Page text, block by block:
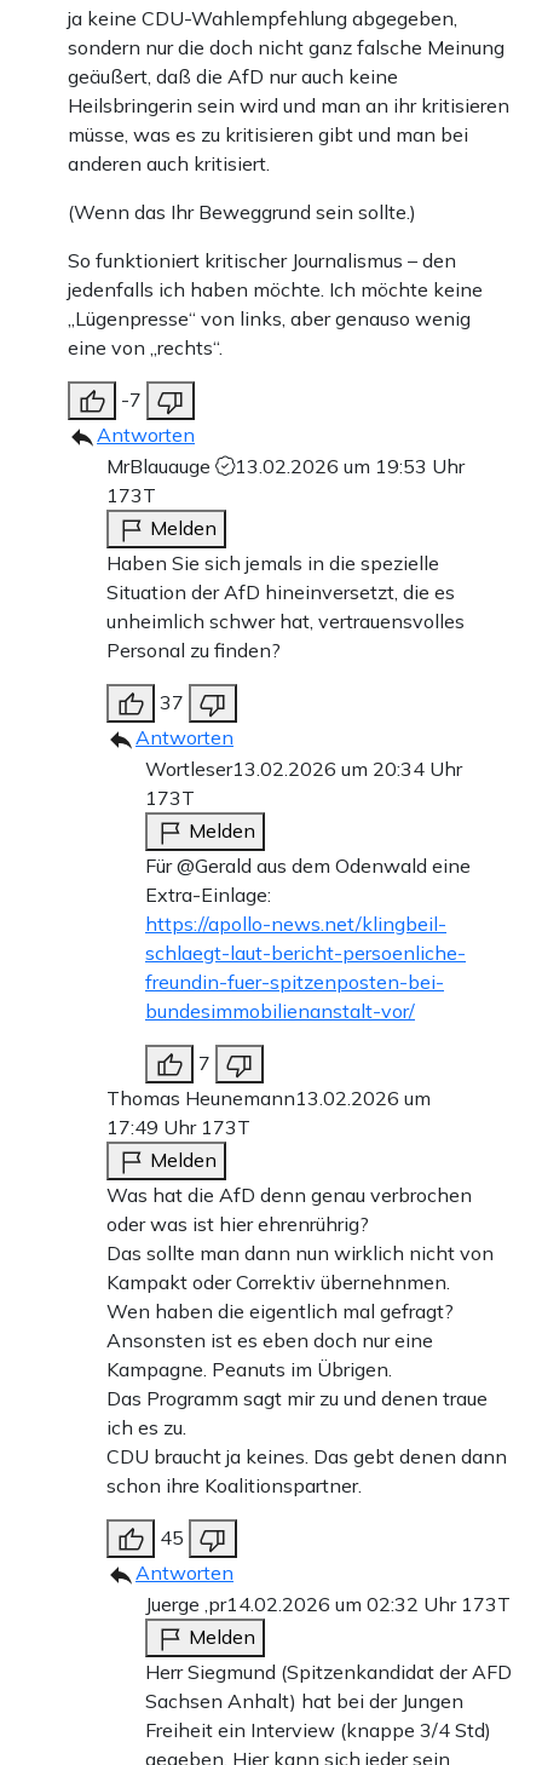
ja keine CDU-Wahlempfehlung abgegeben,
sondern nur die doch nicht ganz falsche Meinung
geäußert, daß die AfD nur auch keine
Heilsbringerin sein wird und man an ihr kritisieren
müsse, was es zu kritisieren gibt und man bei
anderen auch kritisiert.
(Wenn das Ihr Beweggrund sein sollte.)
So funktioniert kritischer Journalismus – den
jedenfalls ich haben möchte. Ich möchte keine
„Lügenpresse“ von links, aber genauso wenig
eine von „rechts“.
-7
Antworten
MrBlauauge
13.02.2026 um 19:53 Uhr
173T
Melden
Haben Sie sich jemals in die spezielle
Situation der AfD hineinversetzt, die es
unheimlich schwer hat, vertrauensvolles
Personal zu finden?
37
Antworten
Wortleser13.02.2026 um 20:34 Uhr
173T
Melden
Für @Gerald aus dem Odenwald eine
Extra-Einlage:
https://apollo-news.net/klingbeil-
schlaegt-laut-bericht-persoenliche-
freundin-fuer-spitzenposten-bei-
bundesimmobilienanstalt-vor/
7
Thomas Heunemann13.02.2026 um
17:49 Uhr 173T
Melden
Was hat die AfD denn genau verbrochen
oder was ist hier ehrenrührig?
Das sollte man dann nun wirklich nicht von
Kampakt oder Correktiv übernehnmen.
Wen haben die eigentlich mal gefragt?
Ansonsten ist es eben doch nur eine
Kampagne. Peanuts im Übrigen.
Das Programm sagt mir zu und denen traue
ich es zu.
CDU braucht ja keines. Das gebt denen dann
schon ihre Koalitionspartner.
45
Antworten
Juerge ,pr14.02.2026 um 02:32 Uhr 173T
Melden
Herr Siegmund (Spitzenkandidat der AFD
Sachsen Anhalt) hat bei der Jungen
Freiheit ein Interview (knappe 3/4 Std)
gegeben. Hier kann sich jeder sein